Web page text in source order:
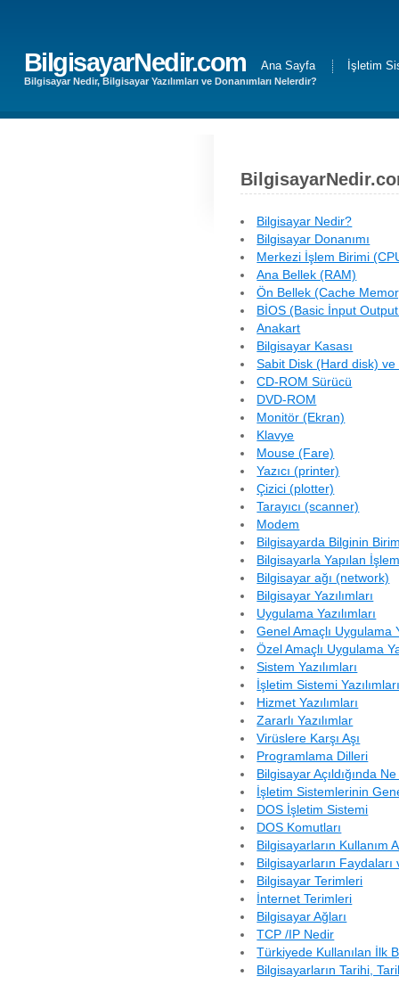
BilgisayarNedir.com
Bilgisayar Nedir, Bilgisayar Yazılımları ve Donanımları Nelerdir?
Ana Sayfa İşletim
Bilgisayar Nedir?
Bilgisayar Donanımı
Merkezi İşlem Birimi
Ana Bellek (RAM)
Ön Bellek (Cache
BİOS (Basic İnput
Anakart
Bilgisayar Kasası
Sabit Disk (Hard disk) ve
CD-ROM Sürücü
DVD-ROM
Monitör (Ekran)
Klavye
Mouse (Fare)
Yazıcı (printer)
Çizici (plotter)
Tarayıcı (scanner)
Modem
Bilgisayarda Bilginin
Bilgisayarla Yapılan
Bilgisayar ağı (network)
Bilgisayar Yazılımları
Uygulama Yazılımları
Genel Amaçlı Uygulama
Özel Amaçlı Uygulama
Sistem Yazılımları
İşletim Sistemi
Hizmet Yazılımları
Zararlı Yazılımlar
Virüslere Karşı Aşı
Programlama Dilleri
Bilgisayar Açıldığında
İşletim Sistemlerinin
DOS İşletim Sistemi
DOS Komutları
Bilgisayarların Kullanım
Bilgisayarların
Bilgisayar Terimleri
İnternet Terimleri
Bilgisayar Ağları
TCP /IP Nedir
Türkiyede Kullanılan İlk
Bilgisayarların Tarihi,